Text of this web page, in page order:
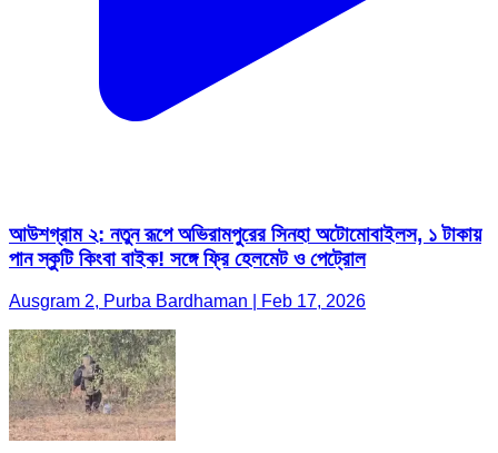
আউশগ্রাম ২: নতুন রূপে অভিরামপুরের সিনহা অটোমোবাইলস, ১ টাকায়
পান স্কুটি কিংবা বাইক! সঙ্গে ফ্রি হেলমেট ও পেট্রোল
Ausgram 2, Purba Bardhaman | Feb 17, 2026